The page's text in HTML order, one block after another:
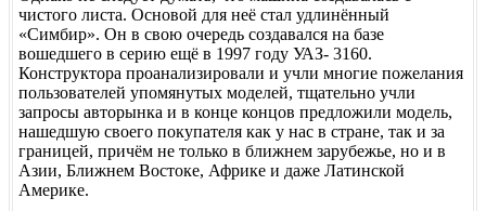
чистого листа. Основой для неё стал удлинённый
«Симбир». Он в свою очередь создавался на базе
вошедшего в серию ещё в 1997 году УАЗ- 3160.
Конструктора проанализировали и учли многие пожелания
пользователей упомянутых моделей, тщательно учли
запросы авторынка и в конце концов предложили модель,
нашедшую своего покупателя как у нас в стране, так и за
границей, причём не только в ближнем зарубежье, но и в
Азии, Ближнем Востоке, Африке и даже Латинской
Америке.